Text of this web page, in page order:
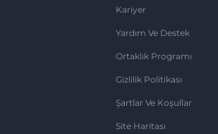
Kariyer
Yardım Ve Destek
Ortaklık Programı
Gizlilik Politikası
Şartlar Ve Koşullar
Site Haritası